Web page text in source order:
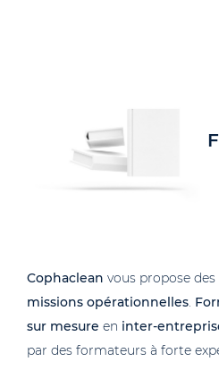
Cophaclean vous propose des
missions opérationnelles.
sur mesure en inter-
par des formateurs à forte